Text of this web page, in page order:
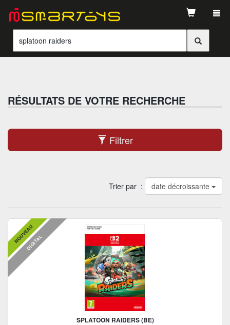
RÉSULTATS DE VOTRE RECHERCHE
Filtrer
Trier par : date décroissante
SPLATOON RAIDERS (BE)
NOUVEAUDIGITAL